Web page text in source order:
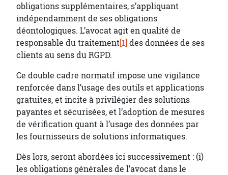
obligations supplémentaires, s’appliquant
indépendamment de ses obligations
déontologiques. L’avocat agit en qualité de
responsable du traitement[1] des données de ses
clients au sens du RGPD.
Ce double cadre normatif impose une vigilance
renforcée dans l’usage des outils et applications
gratuites, et incite à privilégier des solutions
payantes et sécurisées, et l’adoption de mesures
de vérification quant à l’usage des données par
les fournisseurs de solutions informatiques.
Dès lors, seront abordées ici successivement : (i)
les obligations générales de l’avocat dans le